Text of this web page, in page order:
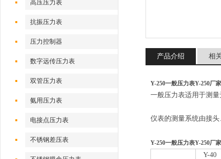
高压压力表
抗振压力表
压力控制器
数字远传压力表
双管压力表
氨用压力表
电接点压力表
不锈钢差压表
产品介绍 相
Y-250一般压力表Y-250厂家
一般压力表适用于测
仪表的测量系统由接
Y-250一般压力表Y-250厂家
Y-40